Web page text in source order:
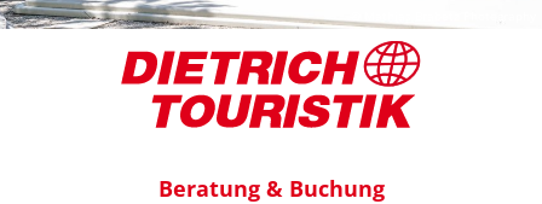
Beratung & Buchung